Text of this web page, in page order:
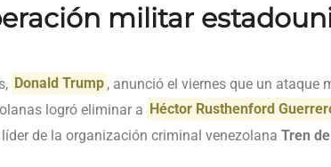
militar
Donald Trump , anunció el viernes que un ataque
logró eliminar a Héctor Rusthenford
de la organización criminal venezolana Tren